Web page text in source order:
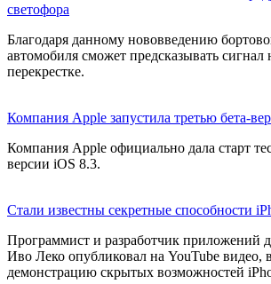
светофора
Благодаря данному нововведению
автомобиля сможет предсказывать
перекрестке.
Компания Apple запустила третью бета-
Компания Apple официально дала старт
версии iOS 8.3.
Стали известны секретные способности
Программист и разработчик приложений
Иво Леко опубликовал на YouTube видео,
демонстрацию скрытых возможностей